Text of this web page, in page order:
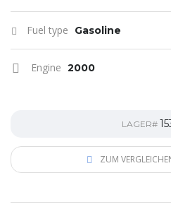
Fuel type Gasoline
Engine 2000
LAGER#
ZUM